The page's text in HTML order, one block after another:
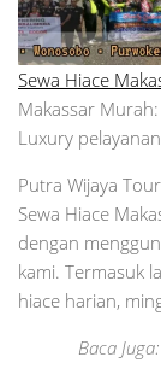
Sewa Hiace
Makassar
Luxury
Putra Wijaya
Sewa Hiace
dengan
kami. Termasuk
hiace harian,
Baca Juga: